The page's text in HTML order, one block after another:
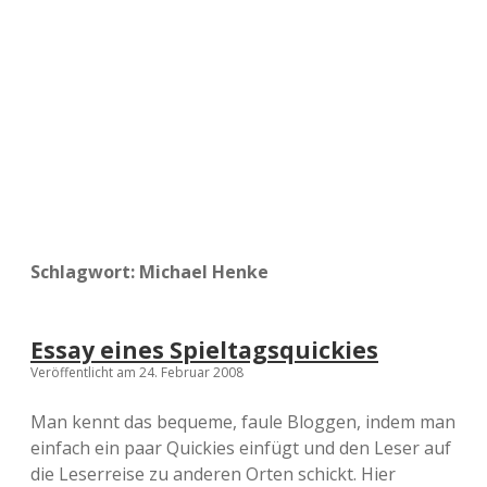
Schlagwort: Michael Henke
Essay eines Spieltagsquickies
Veröffentlicht am 24. Februar 2008
Man kennt das bequeme, faule Bloggen, indem man
einfach ein paar Quickies einfügt und den Leser auf
die Leserreise zu anderen Orten schickt. Hier